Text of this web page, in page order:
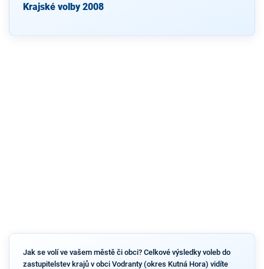
Krajské volby 2008
Jak se volí ve vašem městě či obci? Celkové výsledky voleb do
zastupitelstev krajů v obci Vodranty (okres Kutná Hora) vidíte